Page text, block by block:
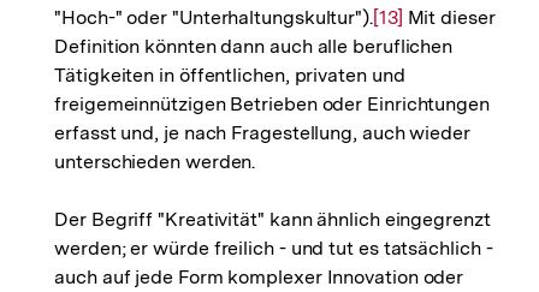
"Hoch-" oder "Unterhaltungskultur").Zur
Auflösung
der
Fußnote
[13] Mit dieser
Definition könnten dann auch alle beruflichen
Tätigkeiten in öffentlichen, privaten und
freigemeinnützigen Betrieben oder Einrichtungen
erfasst und, je nach Fragestellung, auch wieder
unterschieden werden.
Der Begriff "Kreativität" kann ähnlich eingegrenzt
werden; er würde freilich - und tut es tatsächlich -
auch auf jede Form komplexer Innovation oder